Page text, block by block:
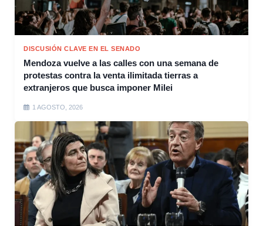
DISCUSIÓN CLAVE EN EL SENADO
Mendoza vuelve a las calles con una semana de
protestas contra la venta ilimitada tierras a
extranjeros que busca imponer Milei
1 AGOSTO, 2026